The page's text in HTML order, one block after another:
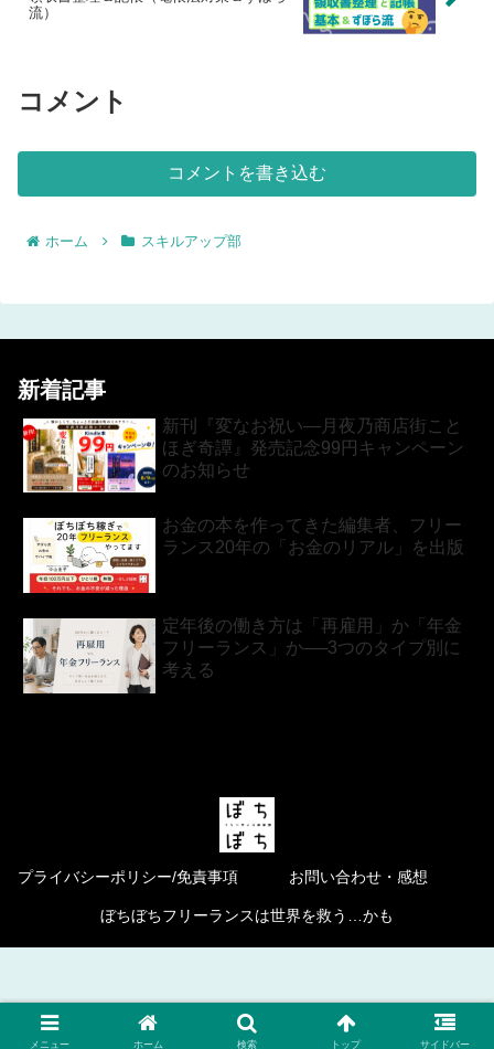
流）
コメント
コメントを書き込む
ホーム スキルアップ部
新着記事
新刊『変なお祝い―月夜乃商店街こと
ほぎ奇譚』発売記念99円キャンペーン
のお知らせ
お金の本を作ってきた編集者、フリー
ランス20年の「お金のリアル」を出版
定年後の働き方は「再雇用」か「年金
フリーランス」か──3つのタイプ別に
考える
プライバシーポリシー/免責事項 お問い合わせ・感想
ぼちぼちフリーランスは世界を救う…かも
メニュー ホーム 検索 トップ サイドバー